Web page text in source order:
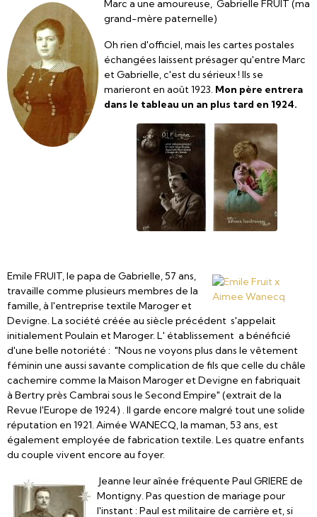
Marc a une amoureuse, Gabrielle FRUIT (ma
grand-mère paternelle)
Oh rien d'officiel, mais les cartes postales
échangées laissent présager qu'entre Marc
et Gabrielle, c'est du sérieux ! Ils se
marieront en août 1923. Mon père entrera
dans le tableau un an plus tard en 1924.
Emile FRUIT, le papa de Gabrielle, 57 ans,
travaille comme plusieurs membres de la
famille, à l'entreprise textile Maroger et
Devigne. La société créée au siècle précédent s'appelait
initialement Poulain et Maroger. L' établissement a bénéficié
d'une belle notoriété : "Nous ne voyons plus dans le vêtement
féminin une aussi savante complication de fils que celle du châle
cachemire comme la Maison Maroger et Devigne en fabriquait
à Bertry près Cambrai sous le Second Empire" (extrait de la
Revue l'Europe de 1924) . Il garde encore malgré tout une solide
réputation en 1921. Aimée WANECQ, la maman, 53 ans, est
également employée de fabrication textile. Les quatre enfants
du couple vivent encore au foyer.
Jeanne leur aînée fréquente Paul GRIERE de
Montigny. Pas question de mariage pour
l'instant : Paul est militaire de carrière et, si